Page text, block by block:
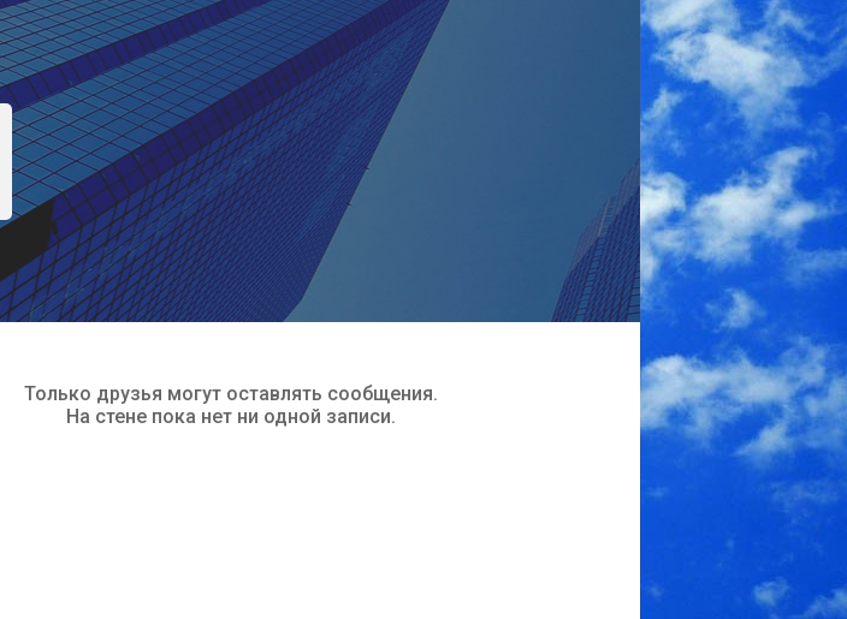
Только друзья могут оставлять сообщения.
На стене пока нет ни одной записи.